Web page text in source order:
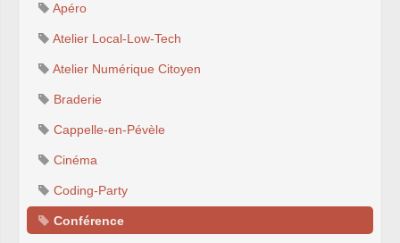
Apéro
Atelier Local-Low-Tech
Atelier Numérique Citoyen
Braderie
Cappelle-en-Pévèle
Cinéma
Coding-Party
Conférence